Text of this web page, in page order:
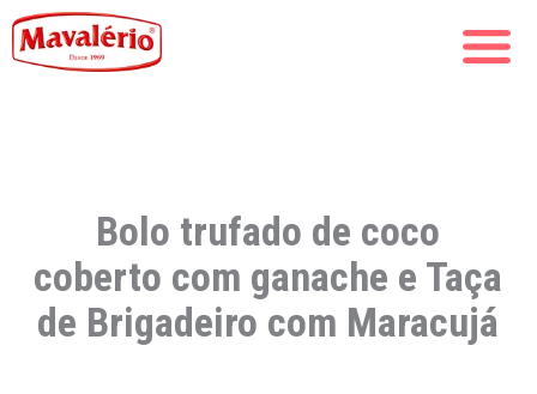
Bolo trufado de coco
coberto com ganache e Taça
de Brigadeiro com Maracujá